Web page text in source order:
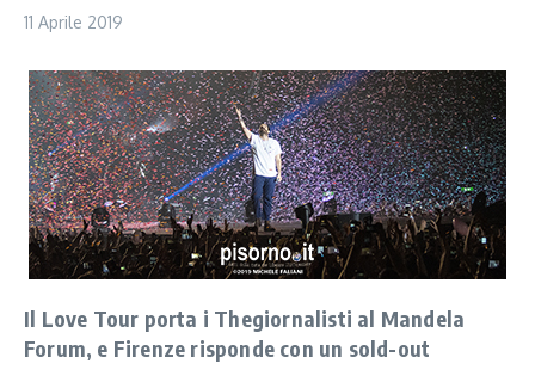
11 Aprile 2019
Il Love Tour porta i Thegiornalisti al Mandela
Forum, e Firenze risponde con un sold-out